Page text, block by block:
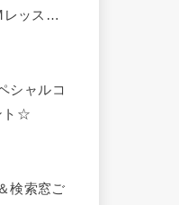
ッスン
シャルコ
ト☆
検索窓ご